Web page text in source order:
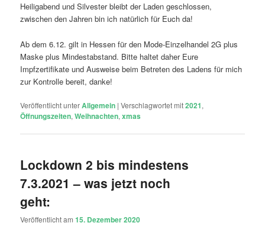
Heiligabend und Silvester bleibt der Laden geschlossen,
zwischen den Jahren bin ich natürlich für Euch da!
Ab dem 6.12. gilt in Hessen für den Mode-Einzelhandel 2G plus
Maske plus Mindestabstand. Bitte haltet daher Eure
Impfzertifikate und Ausweise beim Betreten des Ladens für mich
zur Kontrolle bereit, danke!
Veröffentlicht unterAllgemein |Verschlagwortet mit2021,
Öffnungszeiten,Weihnachten,xmas
Lockdown 2 bis mindestens
7.3.2021 – was jetzt noch
geht:
Veröffentlicht am15. Dezember 2020